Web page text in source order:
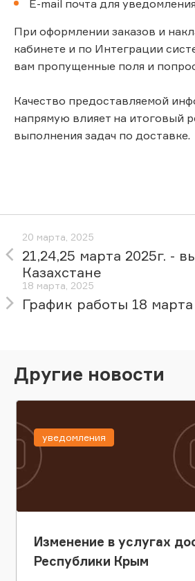
E-mail почта для
При оформлении заказов и
кабинете и по Интеграции
вам пропущенные поля и
Качество предоставляемой
напрямую влияет на итоговый
выполнения задач по доставке.
20 марта, 2025
21,24,25 марта 2025г. -
Казахстане
18 марта, 2025
График работы 18
Другие новости
Изменение в услугах
Республики Крым
уведомления